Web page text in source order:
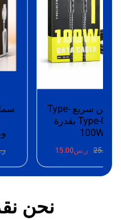
كابل شحن سريع Type-
C إلى Type-C بقدرة
100W
ر.س 15.00
نحن